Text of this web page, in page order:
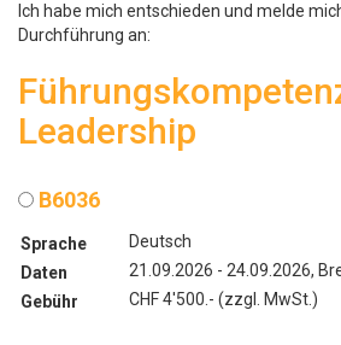
Ich habe mich entschieden und melde
Durchführung an:
Leadership
B6036
Sprache
Deutsch
Daten
21.09.2026 - 24.09.2026,
Gebühr
CHF 4'500.- (zzgl. MwSt.)